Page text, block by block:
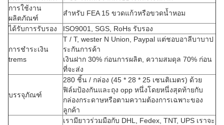
การใช้งาน
ผลิตภัณฑ์
สำหรับ FEA 15 ขวดแก้วหรือขวดน้ำหอม
ได้รับการรับรอง
ISO9001, SGS, RoHs รับรอง
การชำระเงิน
trems
T / T, wester N Union, Paypal แต่ชอบอาลีบาบาป
ระกันการค้า
เงินฝาก 30% ก่อนการผลิต, ความสมดุล 70% ก่อน
ที่จะส่ง
บรรจุภัณฑ์
280 ชิ้น / กล่อง (45 * 28 * 25 เซนติเมตร) ด้วย
ฟิล์มป้องกันและถุง opp หนึ่งโดยหนึ่งสุดท้ายกับ
กล่องกระดาษหรือตามความต้องการเฉพาะของ
ลูกค้า
เรามียาวร่วมมือกับ DHL, Fedex, TNT, UPS เราจะ